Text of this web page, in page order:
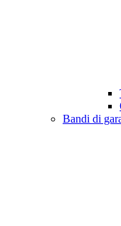
Bandi di